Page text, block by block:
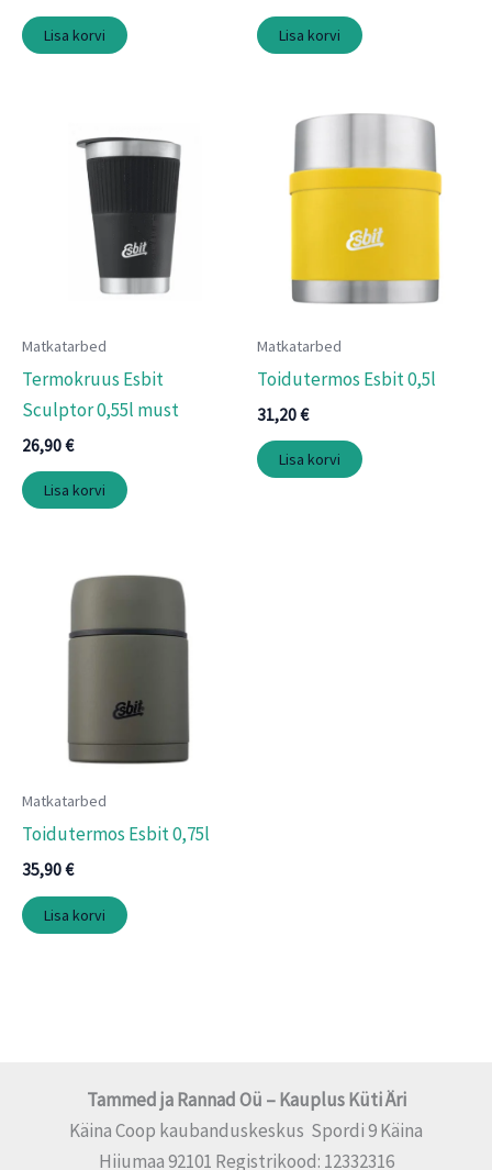
Lisa korvi Lisa korvi
Matkatarbed
Termokruus Esbit
Sculptor 0,55l must
26,90€
Lisa korvi
Matkatarbed
Toidutermos Esbit 0,5l
31,20€
Lisa korvi
Matkatarbed
Toidutermos Esbit 0,75l
35,90€
Lisa korvi
Tammed ja Rannad Oü – Kauplus Küti Äri
Käina Coop kaubanduskeskus Spordi 9 Käina
Hiiumaa 92101 Registrikood: 12332316